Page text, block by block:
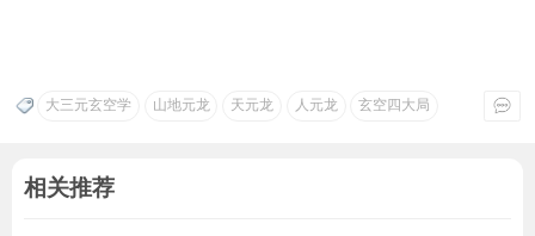
大三元玄空学 山地元龙 天元龙 人元龙 玄空四大局
相关推荐